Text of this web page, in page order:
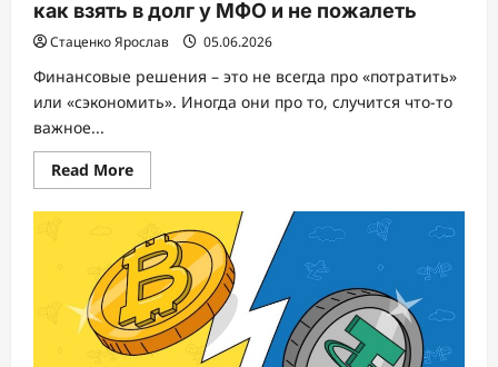
как взять в долг у МФО и не пожалеть
Стаценко Ярослав 05.06.2026
Финансовые решения – это не всегда про «потратить»
или «сэкономить». Иногда они про то, случится что-то
важное...
Read MoreRead
more
Проценты
или
потерянные
возможности:
как
взять
в
долг
у
МФО